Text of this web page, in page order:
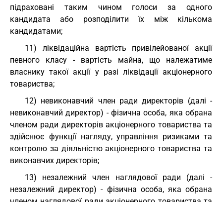
підраховані таким чином голоси за одного
кандидата або розподілити їх між кількома
кандидатами;
11) ліквідаційна вартість привілейованої акції
певного класу - вартість майна, що належатиме
власнику такої акції у разі ліквідації акціонерного
товариства;
12) невиконавчий член ради директорів (далі -
невиконавчий директор) - фізична особа, яка обрана
членом ради директорів акціонерного товариства та
здійснює функції нагляду, управління ризиками та
контролю за діяльністю акціонерного товариства та
виконавчих директорів;
13) незалежний член наглядової ради (далі -
незалежний директор) - фізична особа, яка обрана